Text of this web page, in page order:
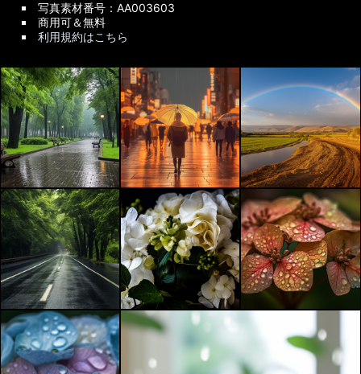
写真素材番号：AA003603
商用可＆無料
利用規約はこちら